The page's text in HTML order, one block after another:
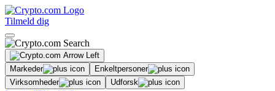
Tilmeld dig
Markeder
Enkeltpersoner
Virksomheder
Udforsk